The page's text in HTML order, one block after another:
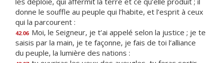
donne le souffle au peuple qui l’habite, et l’esprit à ceux
qui la parcourent :
42.06 Moi, le Seigneur, je t’ai appelé selon la justice ; je te
saisis par la main, je te façonne, je fais de toi l’alliance
du peuple, la lumière des nations :